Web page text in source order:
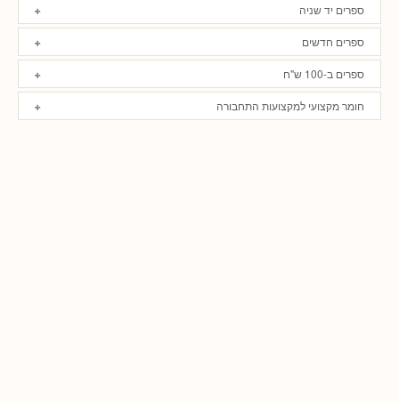
ספרים יד שניה
ספרים חדשים
ספרים ב-100 ש"ח
חומר מקצועי למקצועות התחבורה